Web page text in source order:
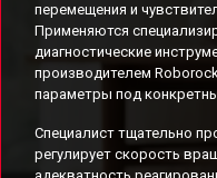
перемещения и
Применяются
диагностические
производителем
параметры под
Специалист тщательно
регулирует скорость